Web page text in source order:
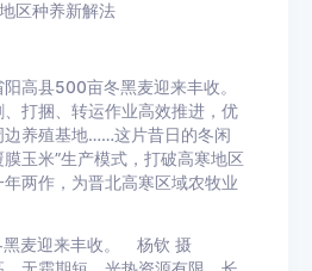
区种养新解法
县500亩冬黑麦迎来丰收。
打捆、转运作业高效推进，优
边养殖基地……这片昔日的冬闲
玉米”生产模式，打破高寒地区
两作，为晋北高寒区域农牧业
黑麦迎来丰收。 杨钦 摄